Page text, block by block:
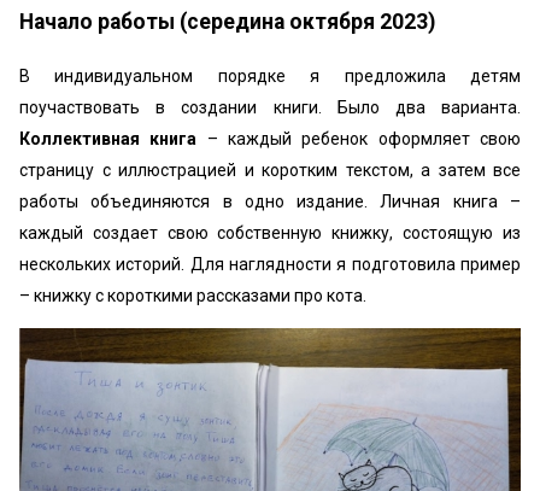
Начало работы (середина октября 2023)
В индивидуальном порядке я предложила детям
поучаствовать в создании книги. Было два варианта.
Коллективная книга – каждый ребенок оформляет свою
страницу с иллюстрацией и коротким текстом, а затем все
работы объединяются в одно издание. Личная книга –
каждый создает свою собственную книжку, состоящую из
нескольких историй. Для наглядности я подготовила пример
– книжку с короткими рассказами про кота.